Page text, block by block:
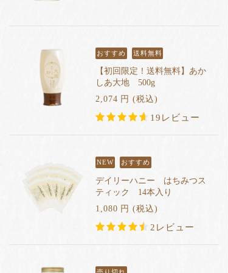
おすすめ 送料無料
【初回限定！送料無料】あか
しあ大地 500g
2,074 円 (税込)
19レビュー
NEW おすすめ
デイリーハニー はちみつス
ティック 14本入り
1,080 円 (税込)
2レビュー